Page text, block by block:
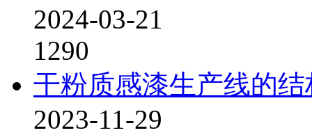
2024-03-21
1290
干粉质感漆生产线的
2023-11-29